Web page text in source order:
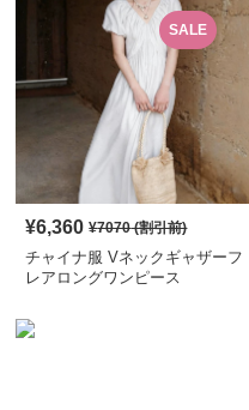
SALE
¥6,360 ¥7070(割引前)
チャイナ服 Vネックギャザーフ
レアロングワンピース